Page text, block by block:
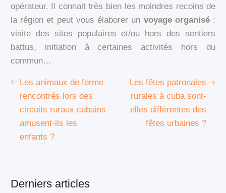
opérateur. Il connait très bien les moindres recoins de
la région et peut vous élaborer un voyage organisé:
visite des sites populaires et/ou hors des sentiers
battus, initiation à certaines activités hors du
commun…
Les animaux de ferme
rencontrés lors des
circuits ruraux cubains
amusent-ils les
enfants ?
Les fêtes patronales
rurales à cuba sont-
elles différentes des
fêtes urbaines ?
Derniers articles